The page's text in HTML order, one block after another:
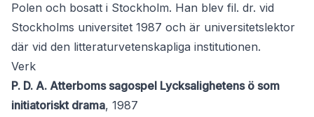
Polen och bosatt i Stockholm. Han blev fil. dr. vid
Stockholms universitet 1987 och är universitetslektor
där vid den litteraturvetenskapliga institutionen.
Verk
P. D. A. Atterboms sagospel Lycksalighetens ö som
initiatoriskt drama, 1987